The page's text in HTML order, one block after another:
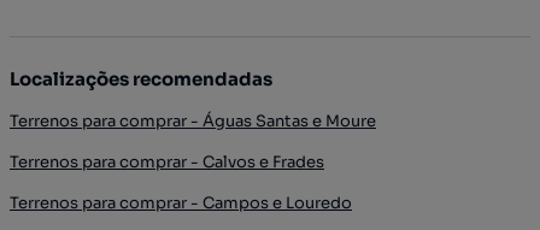
Localizações recomendadas
Terrenos para comprar - Águas Santas e Moure
Terrenos para comprar - Calvos e Frades
Terrenos para comprar - Campos e Louredo